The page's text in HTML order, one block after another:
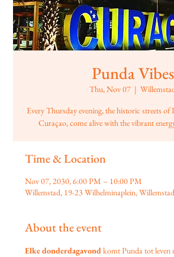
Punda Vibes
Thu, Nov 07
  |
Every Thursday evening, the historic streets
Curaçao, come alive with the vibrant
Time & Location
Nov 07, 2030, 6:00 PM – 10:00 PM
Willemstad, 19-23 Wilhelminaplein,
About the event
Elke donderdagavond komt Punda tot leven